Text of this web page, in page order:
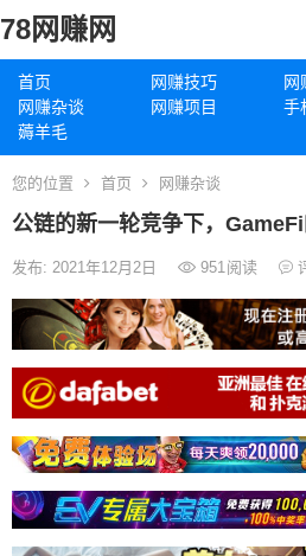
78网赚网
首页 网赚技巧 网
网赚杂谈
网赚项目 手
薅羊毛
您的位置 首页 网赚杂谈
公链的新一轮竞争下，GameFi
发布: 2021年12月2日 951阅读